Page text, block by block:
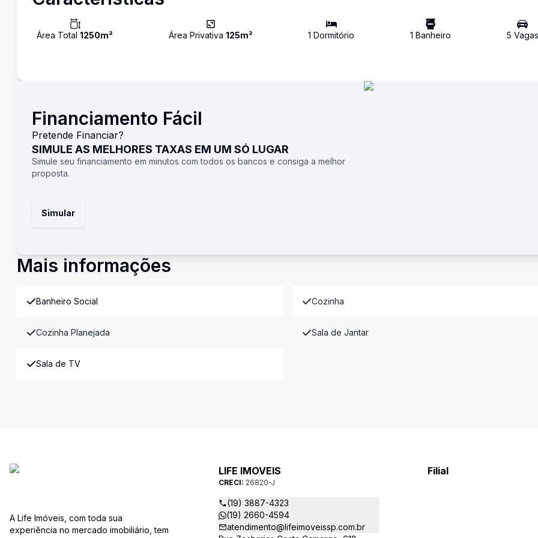
Área Total 1250m² Área Privativa 125m² 1 Dormitório 1 Banheiro 5 Vagas
Financiamento Fácil
Pretende Financiar?
SIMULE AS MELHORES TAXAS EM UM SÓ LUGAR
Simule seu financiamento em minutos com todos os bancos e consiga a melhor
proposta.
Simular
Mais informações
Banheiro Social Cozinha
Cozinha Planejada Sala de Jantar
Sala de TV
A Life Imóveis, com toda sua
experiência no mercado imobiliário, tem
LIFE IMOVEIS
CRECI: 26820-J
(19) 3887-4323
(19) 2660-4594
atendimento@lifeimoveissp.com.br
Filial